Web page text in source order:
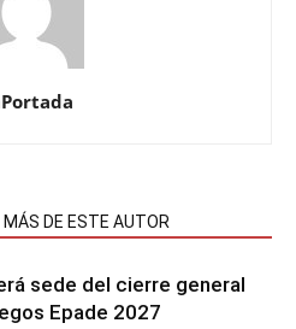
MÁS DE ESTE AUTOR
sede del cierre general
Epade 2027